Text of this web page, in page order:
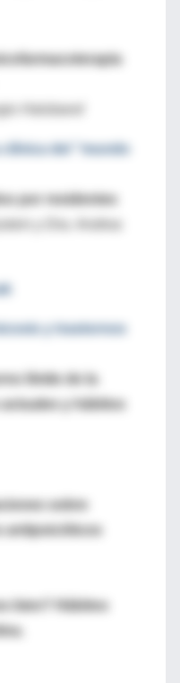
Halsband
clínica del “mundo
por residentes
y trastornos
límite de la
y hábitos
sobre
antipsicóticos
bien? Hábitos